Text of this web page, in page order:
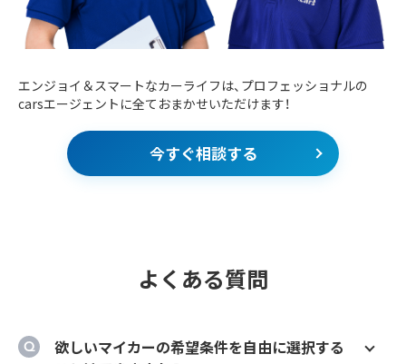
エンジョイ＆スマートなカーライフは、プロフェッショナルの
carsエージェントに全ておまかせいただけます！
今すぐ相談する
よくある質問
欲しいマイカーの希望条件を自由に選択する